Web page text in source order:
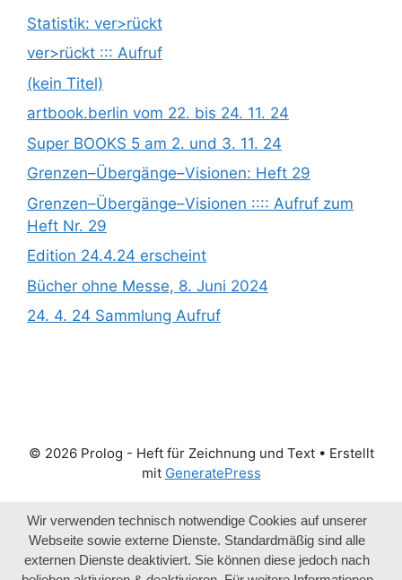
Statistik: ver>rückt
ver>rückt ::: Aufruf
(kein Titel)
artbook.berlin vom 22. bis 24. 11. 24
Super BOOKS 5 am 2. und 3. 11. 24
Grenzen­­­–Übergänge­­­–Visionen: Heft 29
Grenzen­­­–Übergänge­­­–Visionen :::: Aufruf zum
Heft Nr. 29
Edition 24.4.24 erscheint
Bücher ohne Messe, 8. Juni 2024
24. 4. 24 Sammlung Aufruf
© 2026 Prolog - Heft für Zeichnung und Text• Erstellt
mit GeneratePress
Wir verwenden technisch notwendige Cookies auf unserer
Webseite sowie externe Dienste. Standardmäßig sind alle
externen Dienste deaktiviert. Sie können diese jedoch nach